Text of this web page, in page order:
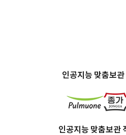
인공지능 맞춤보
인공지능 맞춤보관